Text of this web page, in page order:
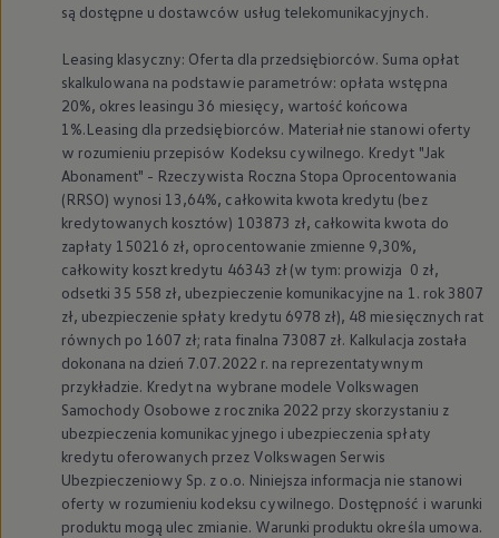
są dostępne u dostawców usług telekomunikacyjnych.
Leasing klasyczny: Oferta dla przedsiębiorców. Suma opłat
skalkulowana na podstawie parametrów: opłata wstępna
20%, okres leasingu 36 miesięcy, wartość końcowa
1%.Leasing dla przedsiębiorców. Materiał nie stanowi oferty
w rozumieniu przepisów Kodeksu cywilnego. Kredyt "Jak
Abonament" - Rzeczywista Roczna Stopa Oprocentowania
(RRSO) wynosi 13,64%, całkowita kwota kredytu (bez
kredytowanych kosztów) 103873 zł, całkowita kwota do
zapłaty 150216 zł, oprocentowanie zmienne 9,30%,
całkowity koszt kredytu 46343 zł (w tym: prowizja 0 zł,
odsetki 35 558 zł, ubezpieczenie komunikacyjne na 1. rok 3807
zł, ubezpieczenie spłaty kredytu 6978 zł), 48 miesięcznych rat
równych po 1607 zł; rata finalna 73087 zł. Kalkulacja została
dokonana na dzień 7.07.2022 r. na reprezentatywnym
przykładzie. Kredyt na wybrane modele Volkswagen
Samochody Osobowe z rocznika 2022 przy skorzystaniu z
ubezpieczenia komunikacyjnego i ubezpieczenia spłaty
kredytu oferowanych przez Volkswagen Serwis
Ubezpieczeniowy Sp. z o.o. Niniejsza informacja nie stanowi
oferty w rozumieniu kodeksu cywilnego. Dostępność i warunki
produktu mogą ulec zmianie. Warunki produktu określa umowa.